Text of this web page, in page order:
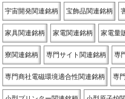
宇宙開発関連銘柄 宝飾品関連銘柄
家具関連銘柄 家電関連銘柄 家電量
寮関連銘柄 専門サイト関連銘柄 専
専門商社電磁環境適合性関連銘柄 専